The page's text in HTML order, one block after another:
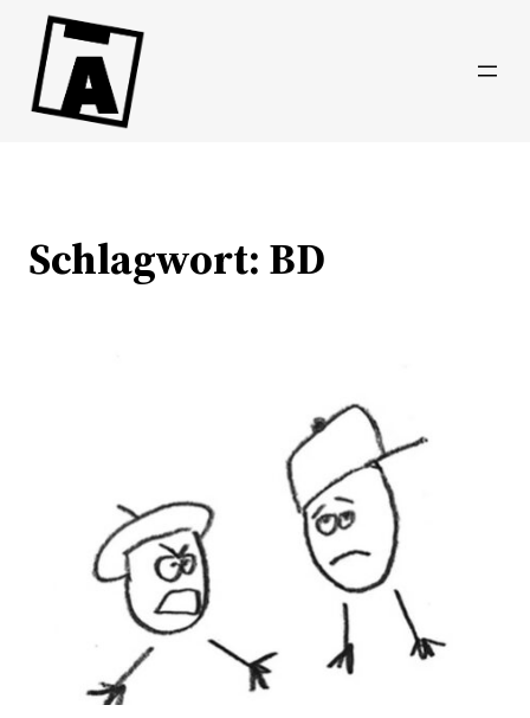
Direkt
Inhalt
wechseln
Schlagwort: BD